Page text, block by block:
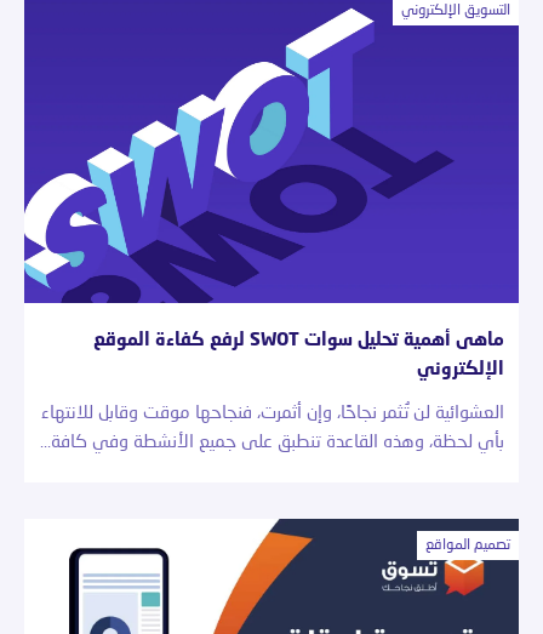
التسويق الإلكتروني
ماهى أهمية تحليل سوات SWOT لرفع كفاءة الموقع
الإلكتروني
العشوائية لن تُثمر نجاحًا، وإن أثمرت، فنجاحها موقت وقابل للانتهاء
بأي لحظة، وهذه القاعدة تنطبق على جميع الأنشطة وفي كافة…
تصميم المواقع